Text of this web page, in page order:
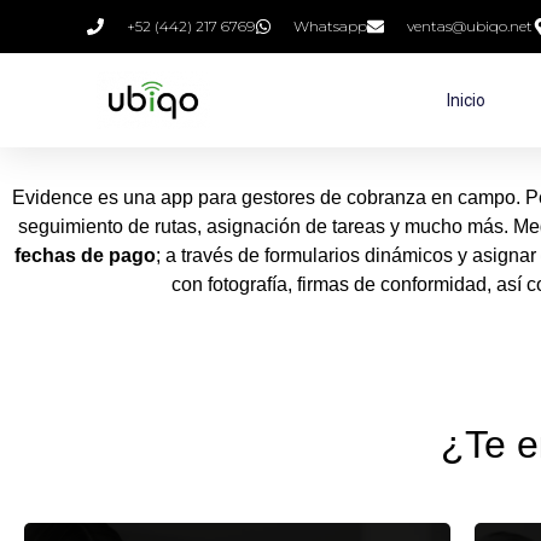
+52 (442) 217 6769 Whatsapp ventas@ubiqo.net
Inicio
Evidence es una app para gestores de cobranza en campo.
seguimiento de rutas, asignación de tareas y mucho más.
fechas de pago; a través de formularios dinámicos y
con fotografía, firmas de conformidad, así
¿Te